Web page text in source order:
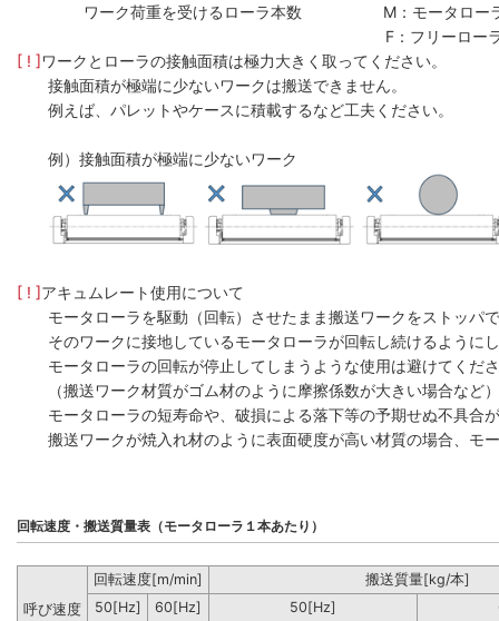
ワーク荷重を受けるローラ本数
M：モータロー
F：フリーロー
[ ! ]ワークとローラの接触面積は極力大きく取ってください。
接触面積が極端に少ないワークは搬送できません。
例えば、パレットやケースに積載するなど工夫ください。
例）接触面積が極端に少ないワーク
[ ! ]アキュムレート使用について
モータローラを駆動（回転）させたまま搬送ワークをストッパ
そのワークに接地しているモータローラが回転し続けるように
モータローラの回転が停止してしまうような使用は避けてくだ
（搬送ワーク材質がゴム材のように摩擦係数が大きい場合など）
モータローラの短寿命や、破損による落下等の予期せぬ不具合
搬送ワークが焼入れ材のように表面硬度が高い材質の場合、モ
回転速度・搬送質量表（モータローラ１本あたり）
呼び速度
回転速度[m/min]
搬送質量[kg/本]
50[Hz]
60[Hz] 50[Hz]